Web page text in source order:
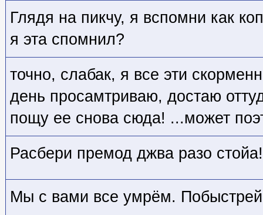
Глядя на пикчу, я вспомни как
я эта спомнил?
точно, слабак, я все эти
день просамтриваю, достаю
пощу ее снова сюда! ...может
Расбери премод джва разо стойа!
Мы с вами все умрём.